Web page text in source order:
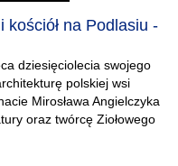
kościół na Podlasiu -
dziesięciolecia swojego
polskiej wsi
Mirosława Angielczyka
oraz twórcę Ziołowego